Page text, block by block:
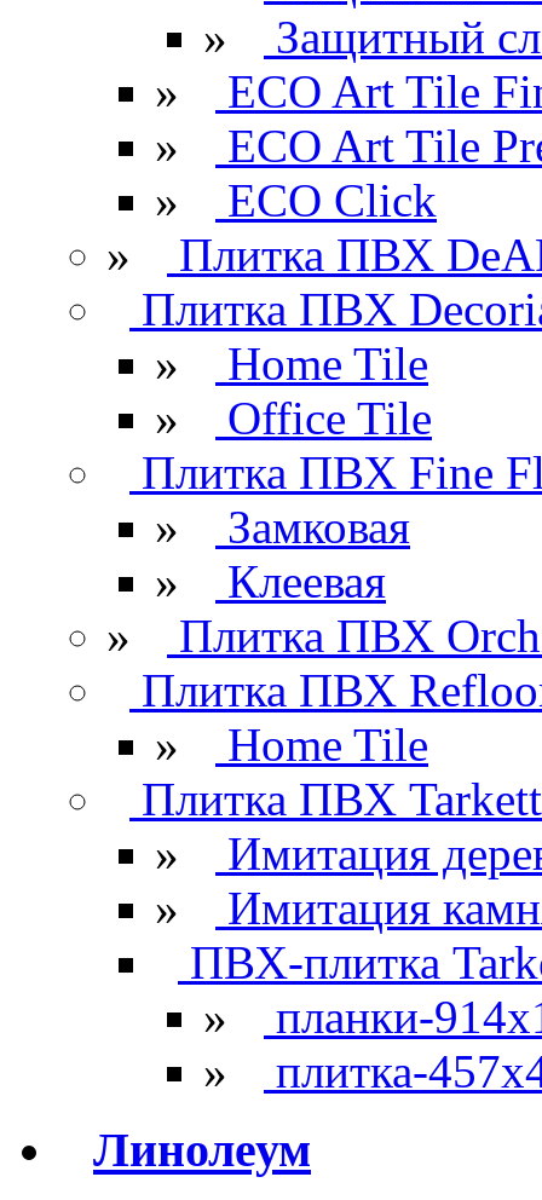
»
Защитный
»
ECO Art Tile
»
ECO Art Tile
»
ECO Click
»
Плитка ПВХ
Плитка ПВХ
»
Home Tile
»
Office Tile
Плитка ПВХ Fine
»
Замковая
»
Клеевая
»
Плитка ПВХ
Плитка ПВХ
»
Home Tile
Плитка ПВХ Tarkett
»
Имитация
»
Имитация
ПВХ-плитка
»
планки-
»
плитка-
Линолеум